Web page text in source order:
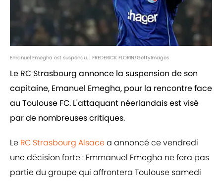
Emanuel Emegha est suspendu. | FREDERICK FLORIN/GettyImages
Le RC Strasbourg annonce la suspension de son
capitaine, Emanuel Emegha, pour la rencontre face
au Toulouse FC. L'attaquant néerlandais est visé
par de nombreuses critiques.
Le RC Strasbourg Alsacea annoncé ce vendredi
une décision forte : Emmanuel Emegha ne fera pas
partie du groupe qui affrontera Toulouse samedi